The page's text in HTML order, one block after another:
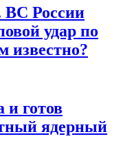
ВС России
удар по
известно?
и готов
ядерный